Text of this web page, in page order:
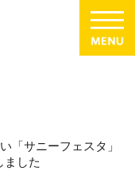
「サニーフェスタ」
ました